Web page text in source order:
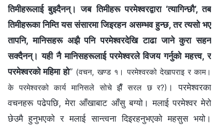
तिमीहरूलाई बुझ्दैनन्। जब तिमीहरू परमेश्‍वरद्वारा ‘त्यागिन्छौ’, तब
तिमीहरूका निम्ति यस संसारमा जिइरहन असम्भव हुन्छ, तर त्यसो भए
तापनि, मानिसहरू अझै पनि परमेश्‍वरदेखि टाढा जाने कुरा सहन
सक्दैनन्। यही नै मानिसहरूलाई परमेश्‍वरले विजय गर्नुको महत्त्व, र
परमेश्‍वरको महिमा हो” (वचन, खण्ड १। परमेश्‍वरको देखापराइ र काम।
के परमेश्‍वरको कार्य मानिसले सोचे झैँ सरल छ र?) । परमेश्‍वरका
वचनहरू पढेपछि, मेरा आँखाबाट आँसु बग्यो। मलाई परमेश्‍वर मेरो
छेउमै हुनुभएको र मलाई सान्त्वना दिइरहनुभएको महसुस भयो।